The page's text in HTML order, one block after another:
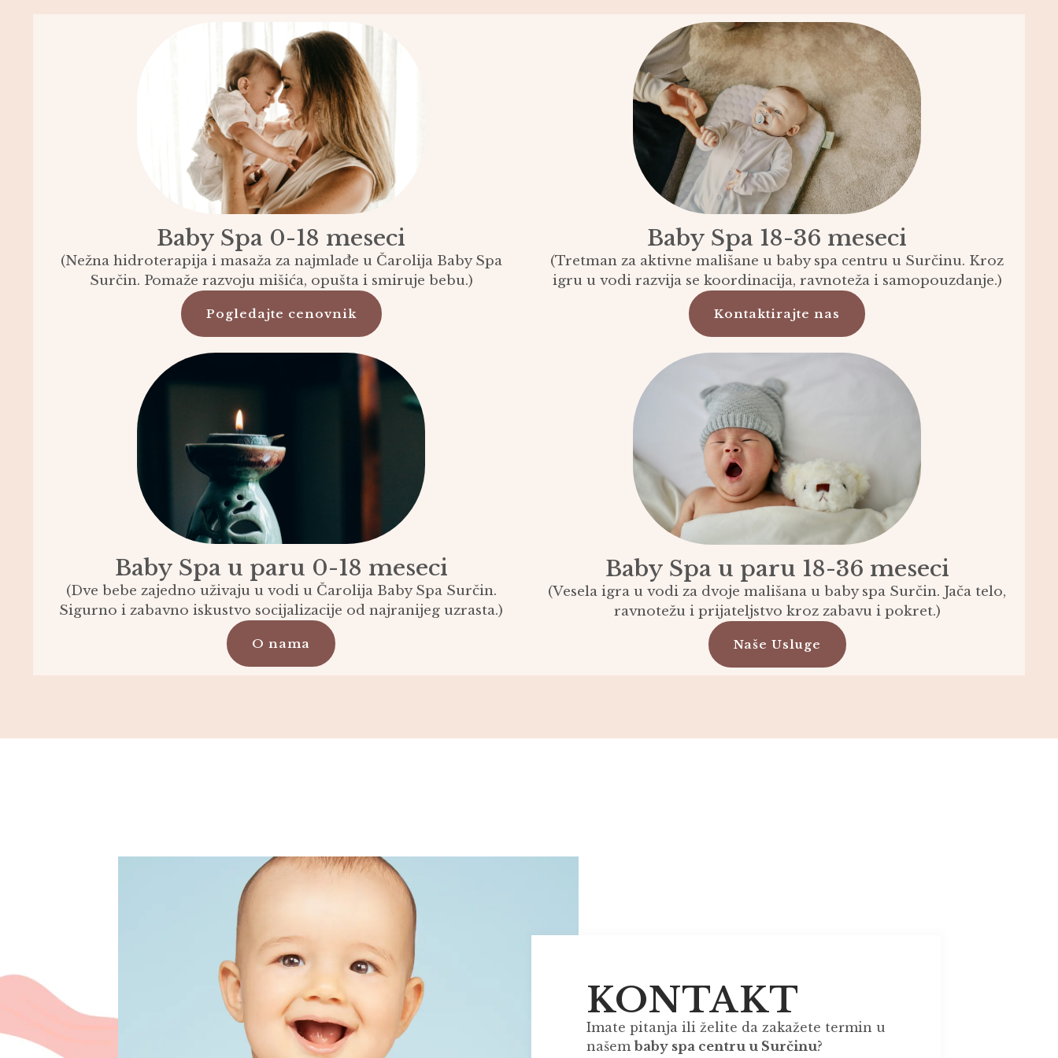
Baby Spa 0-18 meseci
(Nežna hidroterapija i masaža za najmlađe u Čarolija Baby Spa
Surčin. Pomaže razvoju mišića, opušta i smiruje bebu.)
Pogledajte cenovnik
Baby Spa 18-36 meseci
(Tretman za aktivne mališane u baby spa centru u Surčinu. Kroz
igru u vodi razvija se koordinacija, ravnoteža i samopouzdanje.)
Kontaktirajte nas
Baby Spa u paru 0-18 meseci
(Dve bebe zajedno uživaju u vodi u Čarolija Baby Spa Surčin.
Sigurno i zabavno iskustvo socijalizacije od najranijeg uzrasta.)
O nama
Baby Spa u paru 18-36 meseci
(Vesela igra u vodi za dvoje mališana u baby spa Surčin. Jača telo,
ravnotežu i prijateljstvo kroz zabavu i pokret.)
Naše Usluge
KONTAKT
Imate pitanja ili želite da zakažete termin u
našembaby spa centru u Surčinu?